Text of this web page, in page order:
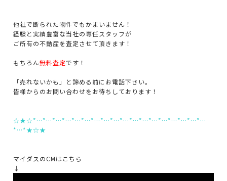
他社で断られた物件でもかまいません！
経験と実績豊富な当社の専任スタッフが
ご所有の不動産を査定させて頂きます！
もちろん無料査定です！
「売れないかも」と諦める前にお電話下さい。
皆様からのお問い合わせをお待ちしております！
☆★☆*…*…*…*…*…*…*…*…*…*…*…*…*…*…*…*…*…*…
*…*★☆★
マイダスのCMはこちら
↓